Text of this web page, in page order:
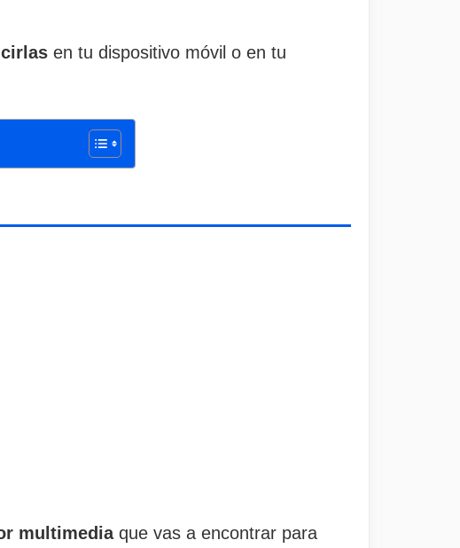
en tu dispositivo móvil o en tu
multimediaque vas a encontrar para